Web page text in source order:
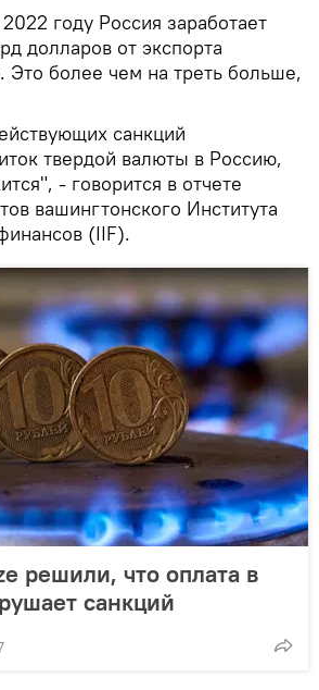
году Россия заработает
долларов от экспорта
Это более чем на треть больше,
санкций
твердой валюты в Россию,
- говорится в отчете
вашингтонского Института
(IIF).
решили, что оплата в
санкций